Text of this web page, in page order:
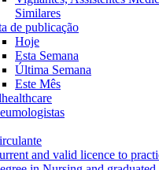
Similares
de publicação
Hoje
Esta Semana
Última Semana
Este Mês
and valid licence to